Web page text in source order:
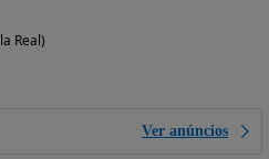
Real)
Ver anúncios